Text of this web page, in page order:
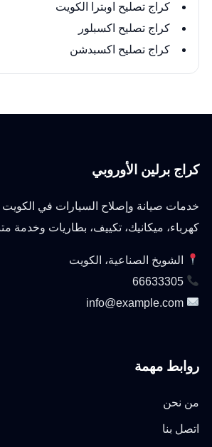
كراج تصليح اوبترا الكويت
كراج تصليح اكسبلور
كراج تصليح اكسبدشن
كراج برلين الأوروبي
خدمات صيانة وإصلاح السيارات في
كهرباء، ميكانيك، تكييف، بطاريات وخدمة
الشويخ الصناعية، الكويت
66633305
info@example.com
روابط مهمة
من نحن
اتصل بنا